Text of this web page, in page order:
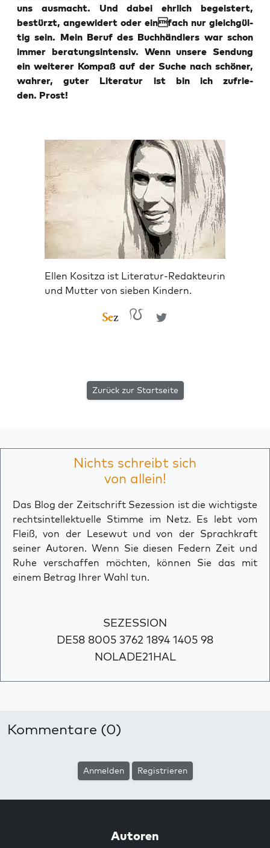
uns aus­macht. Und dabei ehr­lich begeis­tert,
bestürzt, ange­wi­dert oder einfach nur gleich­gül­
tig sein. Mein Beruf des Buch­händ­lers war schon
immer bera­tungs­in­ten­siv. Wenn unse­re Sen­dung
ein wei­te­rer Kompaß auf der Suche nach schö­ner,
wah­rer, guter Lite­ra­tur ist bin ich zufrie­
den. Prost!
Ellen Kositza ist Literatur-Redakteurin
und Mutter von sieben Kindern.
Zurück zur Startseite
Nichts schreibt sich
von allein!
Das Blog der Zeitschrift Sezession ist die wichtigste
rechtsintellektuelle Stimme im Netz. Es lebt vom
Fleiß, von der Lesewut und von der Sprachkraft
seiner Autoren. Wenn Sie diesen Federn Zeit und
Ruhe verschaffen möchten, können Sie das mit
einem Betrag Ihrer Wahl tun.
SEZESSION
DE58 8005 3762 1894 1405 98
NOLADE21HAL
Kommentare (0)
Anmelden Registrieren
Autoren